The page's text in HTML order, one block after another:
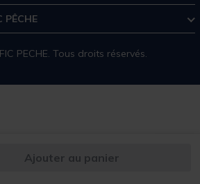
Ajouter au panier
PÊCHE
PECHE. Tous droits réservés.